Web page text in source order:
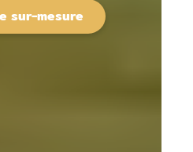
sur-mesure